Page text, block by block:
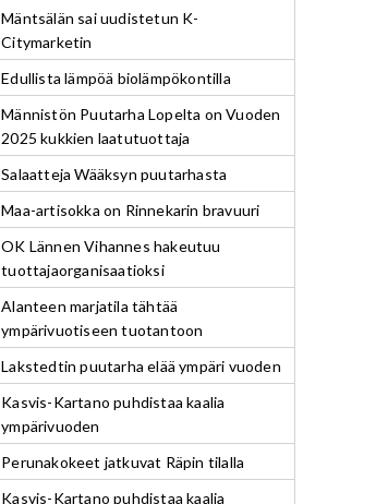
Mäntsälän sai uudistetun K-
Citymarketin
Edullista lämpöä biolämpökontilla
Männistön Puutarha Lopelta on Vuoden
2025 kukkien laatutuottaja
Salaatteja Wääksyn puutarhasta
Maa-artisokka on Rinnekarin bravuuri
OK Lännen Vihannes hakeutuu
tuottajaorganisaatioksi
Alanteen marjatila tähtää
ympärivuotiseen tuotantoon
Lakstedtin puutarha elää ympäri vuoden
Kasvis-Kartano puhdistaa kaalia
ympärivuoden
Perunakokeet jatkuvat Räpin tilalla
Kasvis-Kartano puhdistaa kaalia